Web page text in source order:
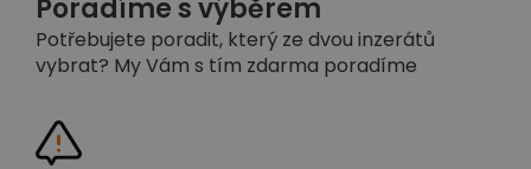
Poradíme s výběrem
Potřebujete poradit, který ze dvou inzerátů
vybrat? My Vám s tím zdarma poradíme